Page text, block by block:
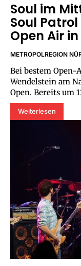
Soul im
Soul
Open Air
METROPOLREGION
Bei bestem
Wendelstein am
Open. Bereits um
Weiterlesen